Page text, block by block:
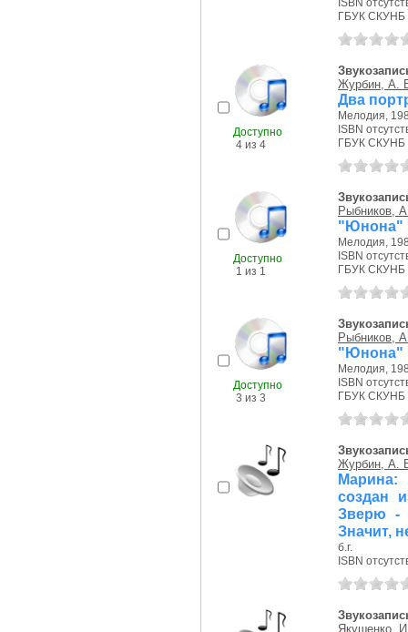
ISBN
ГБУК
Доступно
4 из 4
Журбин, А.
Два
Мелодия,
ISBN
ГБУК
Доступно
1 из 1
Рыбников,
"Юнона"
Мелодия,
ISBN
ГБУК
Доступно
3 из 3
Рыбников,
"Юнона"
Мелодия,
ISBN
ГБУК
Журбин, А.
Марина:
создан
Зверю -
Значит,
б.г.
ISBN
Якушенко,